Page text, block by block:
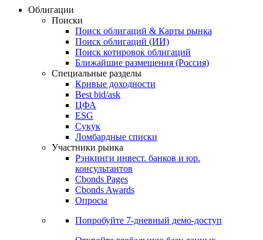
Облигации
Поиски
Поиск облигаций & Карты рынка
Поиск облигаций (ИИ)
Поиск котировок облигаций
Ближайшие размещения (Россия)
Специальные разделы
Кривые доходности
Best bid/ask
ЦФА
ESG
Сукук
Ломбардные списки
Участники рынка
Рэнкинги инвест. банков и юр.
консультантов
Cbonds Pages
Cbonds Awards
Опросы
Попробуйте 7-дневный демо-доступ